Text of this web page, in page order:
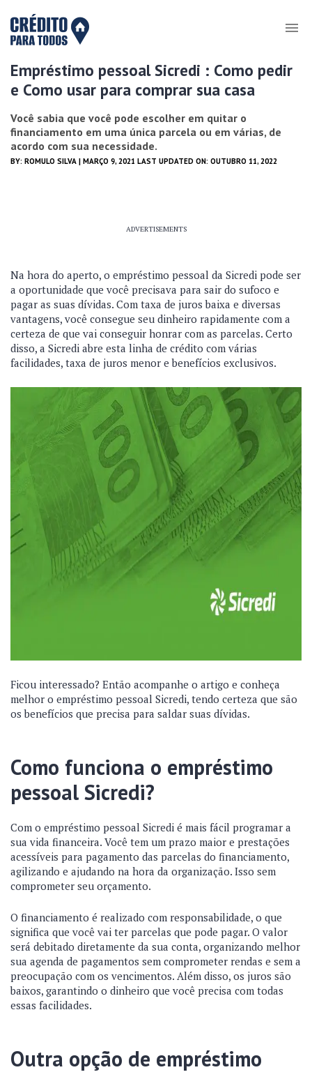
Empréstimo pessoal Sicredi : Como pedir
e Como usar para comprar sua casa
Você sabia que você pode escolher em quitar o
financiamento em uma única parcela ou em várias, de
acordo com sua necessidade.
BY: ROMULO SILVA | MARÇO 9, 2021 LAST UPDATED ON: OUTUBRO 11, 2022
ADVERTISEMENTS
Na hora do aperto, o empréstimo pessoal da Sicredi pode ser
a oportunidade que você precisava para sair do sufoco e
pagar as suas dívidas. Com taxa de juros baixa e diversas
vantagens, você consegue seu dinheiro rapidamente com a
certeza de que vai conseguir honrar com as parcelas. Certo
disso, a Sicredi abre esta linha de crédito com várias
facilidades, taxa de juros menor e benefícios exclusivos.
Ficou interessado? Então acompanhe o artigo e conheça
melhor o empréstimo pessoal Sicredi, tendo certeza que são
os benefícios que precisa para saldar suas dívidas.
Como funciona o empréstimo
pessoal Sicredi?
Com o empréstimo pessoal Sicredi é mais fácil programar a
sua vida financeira. Você tem um prazo maior e prestações
acessíveis para pagamento das parcelas do financiamento,
agilizando e ajudando na hora da organização. Isso sem
comprometer seu orçamento.
O financiamento é realizado com responsabilidade, o que
significa que você vai ter parcelas que pode pagar. O valor
será debitado diretamente da sua conta, organizando melhor
sua agenda de pagamentos sem comprometer rendas e sem a
preocupação com os vencimentos. Além disso, os juros são
baixos, garantindo o dinheiro que você precisa com todas
essas facilidades.
Outra opção de empréstimo